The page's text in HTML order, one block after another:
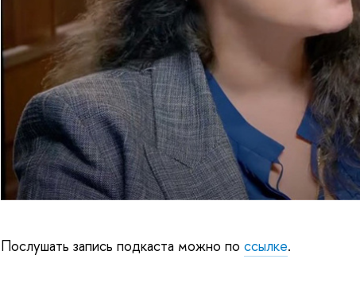
Послушать запись подкаста можно по ссылке.